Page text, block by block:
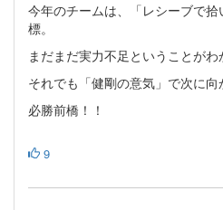
今年のチームは、「レシーブで
標。
まだまだ実力不足ということがわ
それでも「健剛の意気」で次に向
必勝前橋！！
9